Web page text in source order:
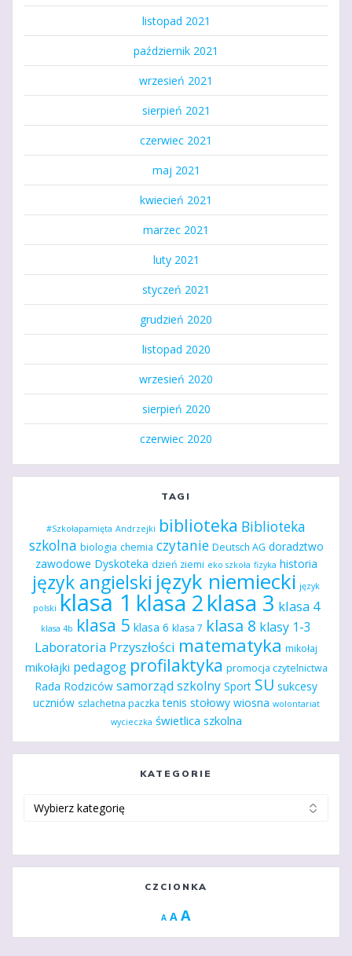
listopad 2021
październik 2021
wrzesień 2021
sierpień 2021
czerwiec 2021
maj 2021
kwiecień 2021
marzec 2021
luty 2021
styczeń 2021
grudzień 2020
listopad 2020
wrzesień 2020
sierpień 2020
czerwiec 2020
TAGI
#Szkołapamięta Andrzejki biblioteka Biblioteka
szkolna biologia chemia czytanie Deutsch AG doradztwo
zawodowe Dyskoteka dzień ziemi eko szkoła fizyka historia
język angielski język niemiecki język
polski klasa 1 klasa 2klasa 3 klasa 4
klasa 4b klasa 5 klasa 6 klasa 7 klasa 8 klasy 1-3
Laboratoria Przyszłości matematyka mikołaj
mikołajki pedagog profilaktyka promocja czytelnictwa
Rada Rodziców samorząd szkolny Sport SU sukcesy
uczniów szlachetna paczka tenis stołowy wiosna wolontariat
wycieczka świetlica szkolna
KATEGORIE
CZCIONKA
A Decrease
A Reset
A